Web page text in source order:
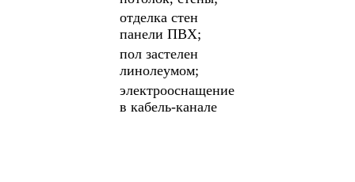
отделка стен
панели ПВХ;
пол застелен
линолеумом;
электрооснащение
в кабель-канале